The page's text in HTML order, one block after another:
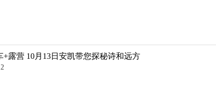
+露营 10月13日安凯带您探秘诗和远方